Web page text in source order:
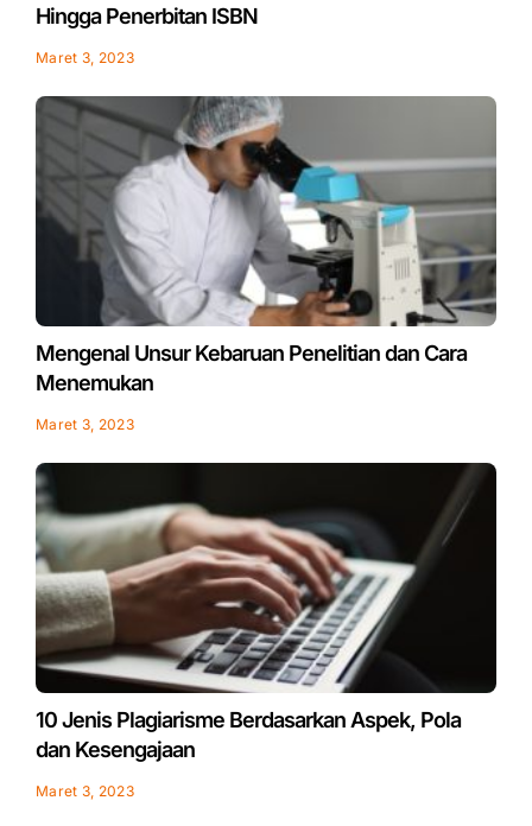
Hingga Penerbitan ISBN
Maret 3, 2023
Mengenal Unsur Kebaruan Penelitian dan Cara
Menemukan
Maret 3, 2023
10 Jenis Plagiarisme Berdasarkan Aspek, Pola
dan Kesengajaan
Maret 3, 2023